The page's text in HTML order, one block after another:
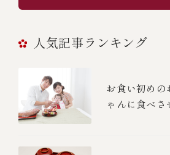
人気記事ランキング
お食い初めの
ゃんに食べさ